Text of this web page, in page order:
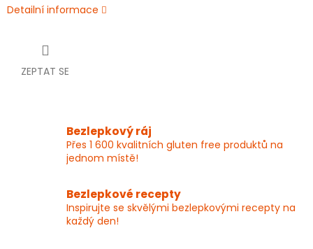
Detailní informace
ZEPTAT SE
Bezlepkový ráj
Přes 1 600 kvalitních gluten free produktů na
jednom místě!
Bezlepkové recepty
Inspirujte se skvělými bezlepkovými recepty na
každý den!